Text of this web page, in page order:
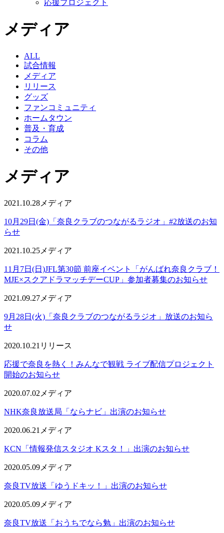
応援プロジェクト
メディア
ALL
試合情報
メディア
リリース
グッズ
ファンコミュニティ
ホームタウン
普及・育成
コラム
その他
メディア
2021.10.28メディア
10月29日(金)「奈良クラブのつながるラジオ」#2放送のお知
らせ
2021.10.25メディア
11月7日(日)JFL第30節 前座イベント「がんばれ奈良クラブ！
MJE×スクアドラマッチデーCUP」参加者募集のお知らせ
2021.09.27メディア
9月28日(火)「奈良クラブのつながるラジオ」放送のお知ら
せ
2020.10.21 リリース
応援で奈良を熱く！みんなで観戦 ライブ配信プロジェクト
開始のお知らせ
2020.07.02メディア
NHK奈良放送局「ならナビ」出演のお知らせ
2020.06.21メディア
KCN「情報発信スタジオ Kスタ！」出演のお知らせ
2020.05.09メディア
奈良TV放送「ゆうドキッ！」出演のお知らせ
2020.05.09メディア
奈良TV放送「おうちでなら勉」出演のお知らせ